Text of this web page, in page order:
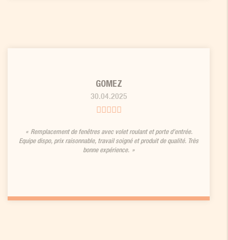
GOMEZ
30.04.2025
Remplacement de fenêtres avec volet roulant et porte d’entrée.
Equipe dispo, prix raisonnable, travail soigné et produit de qualité. Très
bonne expérience.